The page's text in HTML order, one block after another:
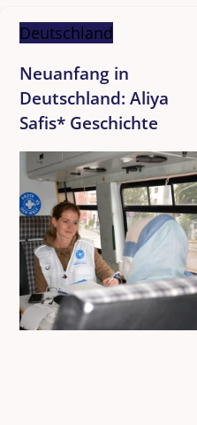
Deutschland
Neuanfang in
Deutschland: Aliya
Safis* Geschichte